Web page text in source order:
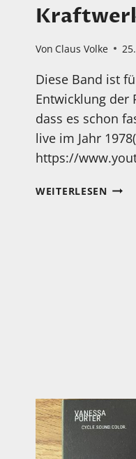
Von Claus Volke
Diese Band ist
Entwicklung der
dass es schon
live im Jahr
https://
WEITERLESEN